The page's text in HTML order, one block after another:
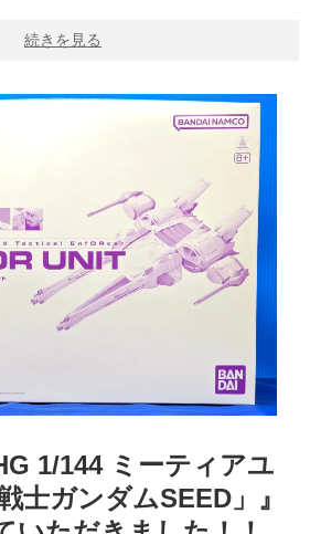
続きを見る
1/144 ミーティアユ
士ガンダムSEED」』